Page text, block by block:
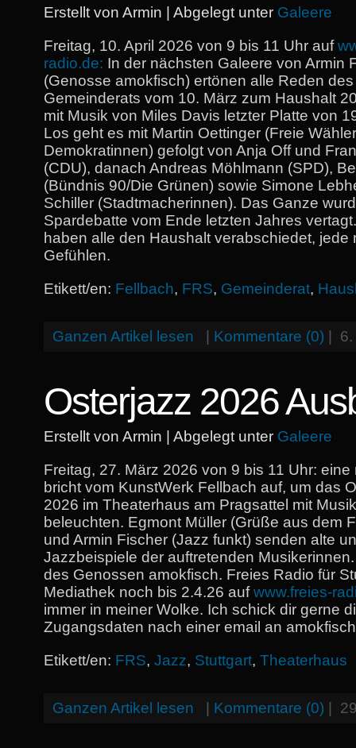
Erstellt von Armin | Abgelegt unter Galeere
Freitag, 10. April 2026 von 9 bis 11 Uhr auf
radio.de: In der nächsten Galeere von Armin
(Genosse amokfisch) ertönen alle Reden
Gemeinderats vom 10. März zum Haushalt
mit Musik von Miles Davis letzter Platte von
Los geht es mit Martin Oettinger (Freie
Demokratinnen) gefolgt von Anja Off und
(CDU), danach Andreas Möhlmann (SPD),
(Bündnis 90/Die Grünen) sowie Simone
Schiller (Stadtmacherinnen). Das Ganze
Spardebatte vom Ende letzten Jahres
haben alle den Haushalt verabschiedet, jede
Gefühlen.
Etikett/en: Fellbach, FRS, Gemeinderat,
Ganzen Artikel lesen Kommentare (0)
Osterjazz 2026
Erstellt von Armin | Abgelegt unter Galeere
Freitag, 27. März 2026 von 9 bis 11 Uhr:
bricht vom KunstWerk Fellbach auf, um das
2026 im Theaterhaus am Pragsattel mit
beleuchten. Egmont Müller (Grüße aus dem
und Armin Fischer (Jazz funkt) senden alte
Jazzbeispiele der auftretenden
des Genossen amokfisch. Freies Radio für
Mediathek noch bis 2.4.26 aufwww.freies-
immer in meiner Wolke. Ich schick dir gerne
Zugangsdaten nach einer email an
Etikett/en: FRS, Jazz, Stuttgart, Theaterhaus
Ganzen Artikel lesen Kommentare (0)